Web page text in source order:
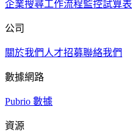
企業搜尋工作流程監控試算表
公司
關於我們 人才招募聯絡我們
數據網路
Pubrio 數據
資源